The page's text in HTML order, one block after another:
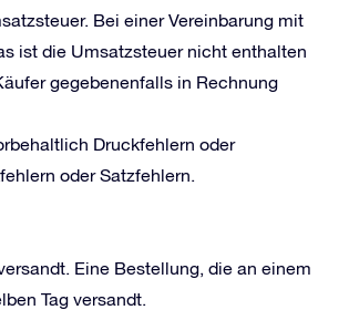
Bei einer Vereinbarung mit
ist die Umsatzsteuer nicht enthalten
gegebenenfalls in Rechnung
Druckfehlern oder
oder Satzfehlern.
Eine Bestellung, die an einem
Tag versandt.